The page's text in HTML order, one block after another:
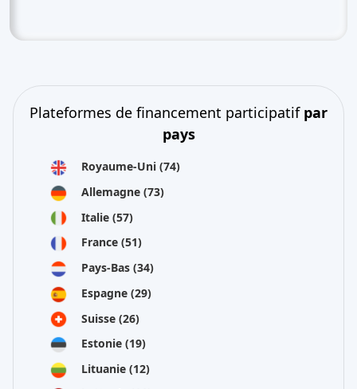
Plateformes de financement participatif par
pays
Royaume-Uni (74)
Allemagne (73)
Italie (57)
France (51)
Pays-Bas (34)
Espagne (29)
Suisse (26)
Estonie (19)
Lituanie (12)